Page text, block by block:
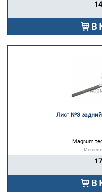
В
Лист №3
Magnum
В